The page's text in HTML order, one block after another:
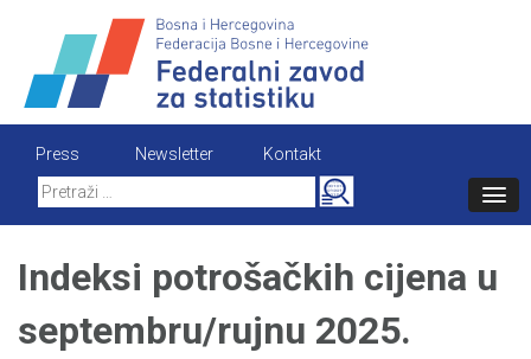
content
Press Newsletter
Kontakt
Search
for:
Indeksi potrošačkih cijena u
septembru/rujnu 2025.